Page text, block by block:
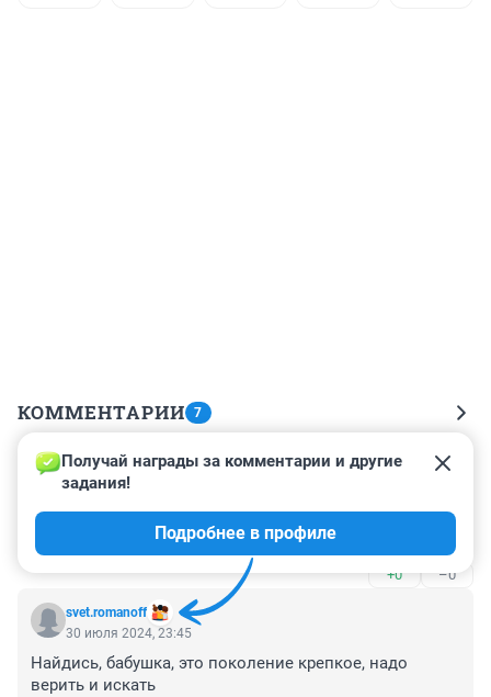
КОММЕНТАРИИ 7
Гость
31 июля 2024, 09:55
Сама вышла из леса! В 86 лет! После трех суток! Вот
поколение! Здоровья ей и долголетия!
+0 –0
svet.romanoff
Получай награды за комментарии и другие
задания!
Подробнее в профиле
30 июля 2024, 23:45
Найдись, бабушка, это поколение крепкое, надо
верить и искать